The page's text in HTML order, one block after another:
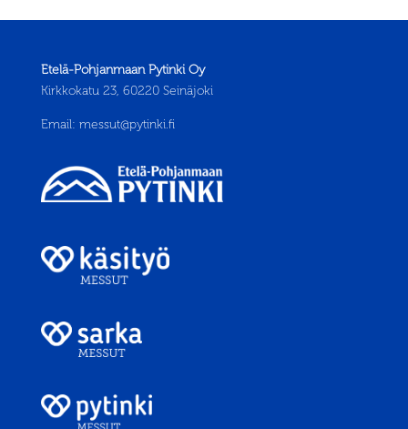
Etelä-Pohjanmaan Pytinki Oy
Kirkkokatu 23, 60220 Seinäjoki
Email: messut@pytinki.fi